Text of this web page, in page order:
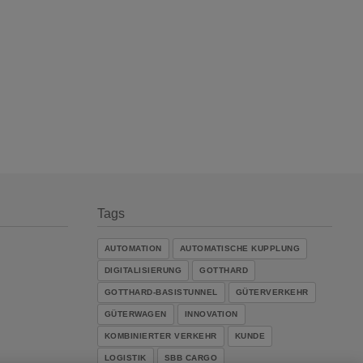
Tags
AUTOMATION AUTOMATISCHE KUPPLUNG
DIGITALISIERUNG GOTTHARD
GOTTHARD-BASISTUNNEL GÜTERVERKEHR
GÜTERWAGEN INNOVATION
KOMBINIERTER VERKEHR KUNDE
LOGISTIK SBB CARGO